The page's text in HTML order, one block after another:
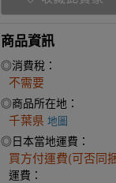
商品資訊
◎消費稅：
不需要
◎商品所在地：
千葉県 地圖
◎日本當地運費：
買方付運費(可否同
運費：